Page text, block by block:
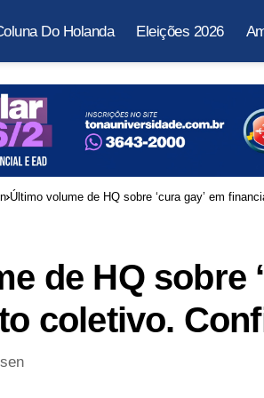
Do Holanda Eleições 2026
Último volume de HQ sobre ‘cura gay’ em
de HQ sobre
coletivo.